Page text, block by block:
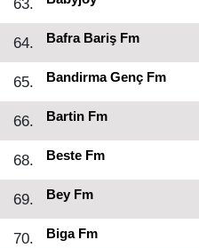
63.
64. Bafra Bariş Fm
65. Bandirma Genç Fm
66. Bartin Fm
68. Beste Fm
69. Bey Fm
70. Biga Fm